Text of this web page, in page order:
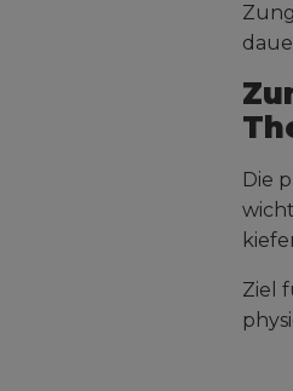
Die
Ziel